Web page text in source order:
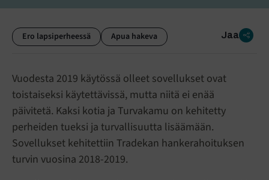
Ero lapsiperheessä Apua hakeva Jaa
Vuodesta 2019 käytössä olleet sovellukset ovat
toistaiseksi käytettävissä, mutta niitä ei enää
päivitetä. Kaksi kotia ja Turvakamu on kehitetty
perheiden tueksi ja turvallisuutta lisäämään.
Sovellukset kehitettiin Tradekan hankerahoituksen
turvin vuosina 2018-2019.